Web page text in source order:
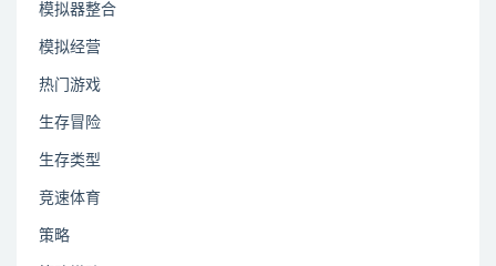
模拟器整合
模拟经营
热门游戏
生存冒险
生存类型
竞速体育
策略